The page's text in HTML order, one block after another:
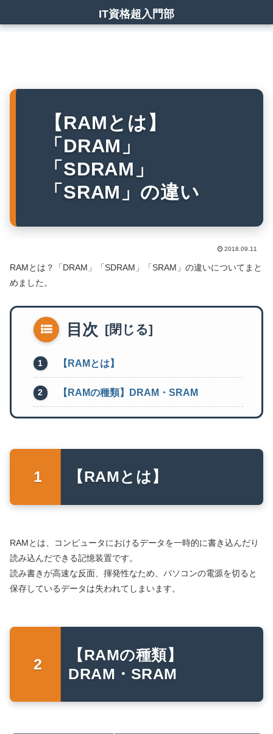
IT資格超入門部
【RAMとは】
「DRAM」
「SDRAM」
「SRAM」の違い
2018.09.11
RAMとは？「DRAM」「SDRAM」「SRAM」の違いについてまと
めました。
目次
【RAMとは】
【RAMの種類】DRAM・SRAM
【RAMとは】
RAMとは、コンピュータにおけるデータを一時的に書き込んだり
読み込んだできる記憶装置です。
読み書きが高速な反面、揮発性なため、パソコンの電源を切ると
保存しているデータは失われてしまいます。
【RAMの種類】
DRAM・SRAM